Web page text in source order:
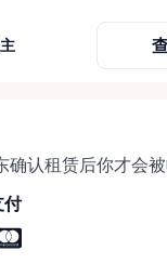
Rentals, we believe
just saving
enjoy more for
buy, we’re all
on Mother
确认租赁后你才会被
付